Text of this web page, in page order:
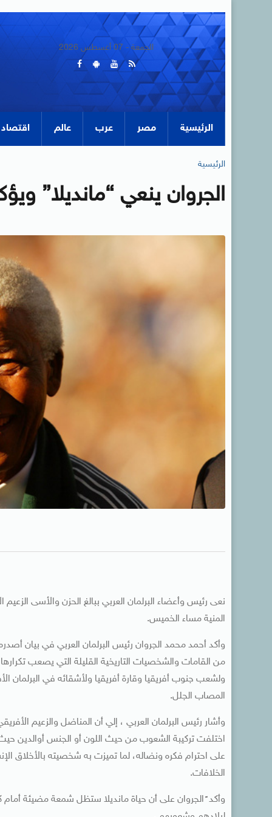
الجمعة - 07 أغسطس 2026
الرئيسية مصر عرب عالم اقتصاد
الرئيسية
الجروان ينعي “مانديلا”
نعى رئيس وأعضاء البرلمان العربي ببالغ الحزن والأسى
المنية مساء الخميس.
وأكد أحمد محمد الجروان رئيس البرلمان العربي في بيان
من القامات والشخصيات التاريخية القليلة التي يصعب
ولشعب جنوب أفريقيا وقارة أفريقيا ولأشقائه في البرلمان
المصاب الجلل.
وأشار رئيس البرلمان العربي ، إلي أن المناضل والزعيم
اختلفت تركيبة الشعوب من حيث اللون أو الجنس أوالدين حيث
على احترام فكره ونضاله، لما تميزت به شخصيته بالأخلاق
الخلافات.
وأكد ً الجروان على أن حياة مانديلا ستظل شمعة مضيئة أمام كل